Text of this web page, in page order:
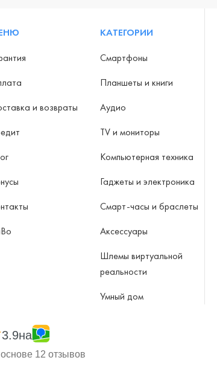
и возвраты
КАТЕГОРИИ
Смартфоны
Планшеты и книги
Аудио
TV и мониторы
Компьютерная техника
Гаджеты и электроника
Смарт-часы и браслеты
Аксессуары
Шлемы виртуальной
реальности
Умный дом
3.9на
12 отзывов